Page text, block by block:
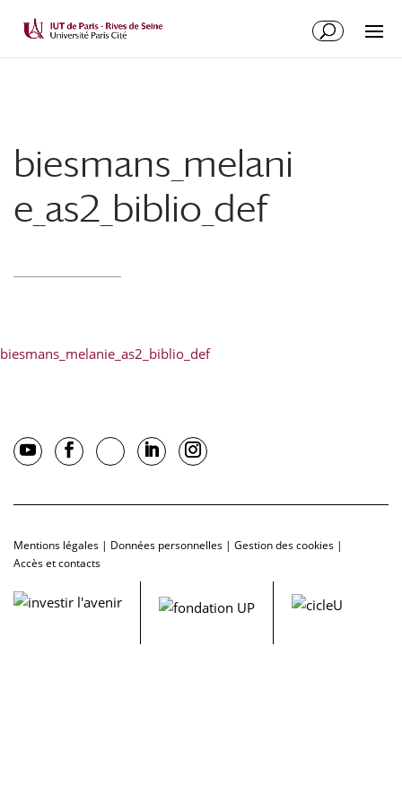
biesmans_melani
e_as2_biblio_def
biesmans_melanie_as2_biblio_def
Mentions légales | Données personnelles | Gestion des cookies |
Accès et contacts